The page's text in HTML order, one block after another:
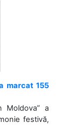
marcat 155
Moldova” a
festivă,